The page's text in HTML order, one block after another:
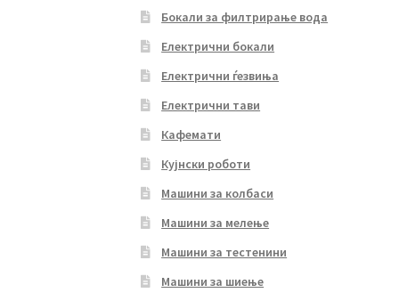
Бокали за филтрирање вода
Електрични бокали
Електрични ѓезвиња
Електрични тави
Кафемати
Кујнски роботи
Машини за колбаси
Машини за мелење
Машини за тестенини
Машини за шиење